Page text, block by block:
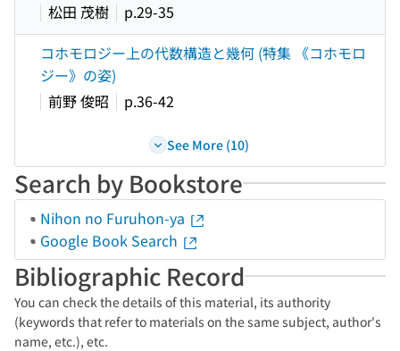
松田 茂樹
p.29-35
コホモロジー上の代数構造と幾何 (特集 《コホモロ
ジー》の姿)
前野 俊昭
p.36-42
See More (10)
Search by Bookstore
Nihon no Furuhon-ya
Google Book Search
Bibliographic Record
You can check the details of this material, its authority
(keywords that refer to materials on the same subject, author's
name, etc.), etc.